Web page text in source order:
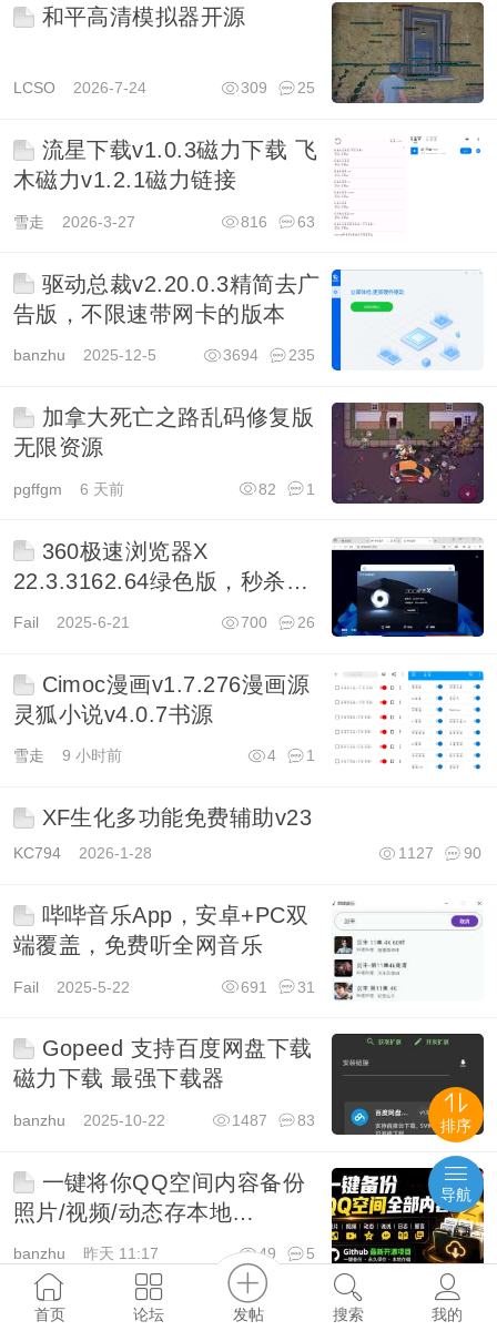
和平高清模拟器开源
LCSO 2026-7-24 25
309
流星下载v1.0.3磁力下载 飞
木磁力v1.2.1磁力链接
雪走 2026-3-27 63
816
驱动总裁v2.20.0.3精简去广
告版，不限速带网卡的版本
banzhu 2025-12-5 235
3694
加拿大死亡之路乱码修复版
无限资源
pgffgm 6 天前 1
82
360极速浏览器X
22.3.3162.64绿色版，秒杀原
版！
Fail 2025-6-21 26
700
Cimoc漫画v1.7.276漫画源
灵狐小说v4.0.7书源
雪走 9 小时前 1
4
XF生化多功能免费辅助v23
KC7942026-1-28 90
1127
哔哔音乐App，安卓+PC双
端覆盖，免费听全网音乐
Fail 2025-5-22 31
691
Gopeed 支持百度网盘下载
磁力下载 最强下载器
banzhu 2025-10-22 83
1487
一键将你QQ空间内容备份
照片/视频/动态存本地
QzoneArchive
banzhu 昨天 11:17 5
49
常用6G音效合集 970+首宣
首页 论坛 发帖 搜索 我的
排序
导航